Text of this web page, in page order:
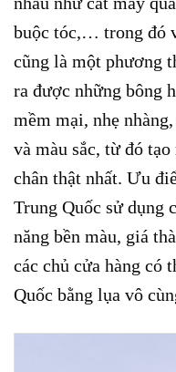
buộc tóc,… trong đó
cũng là một phương
ra được những bông
mềm mại, nhẹ
và màu sắc, từ đó
chân thật nhất. Ưu
Trung Quốc sử dụng
năng bền màu, giá
các chủ cửa hàng có
Quốc bằng lụa vô